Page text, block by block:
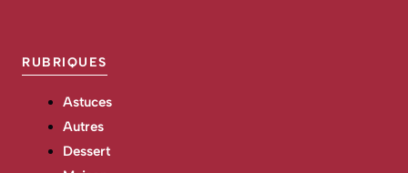
RUBRIQUES
Astuces
Autres
Dessert